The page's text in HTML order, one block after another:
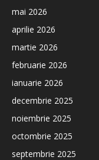
mai 2026
aprilie 2026
martie 2026
februarie 2026
ianuarie 2026
decembrie 2025
noiembrie 2025
octombrie 2025
septembrie 2025